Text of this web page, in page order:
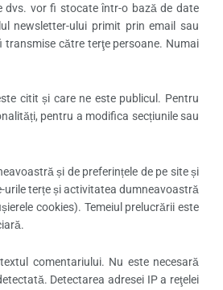
dvs. vor fi stocate într-o bază de date
newsletter-ului primit prin email sau
către terţe persoane. Numai
citit și care ne este publicul. Pentru
pentru a modifica secțiunile sau
și de preferințele de pe site și
urile terțe și activitatea dumneavoastră
cookies). Temeiul prelucrării este
comentariului. Nu este necesară
Detectarea adresei IP a reţelei